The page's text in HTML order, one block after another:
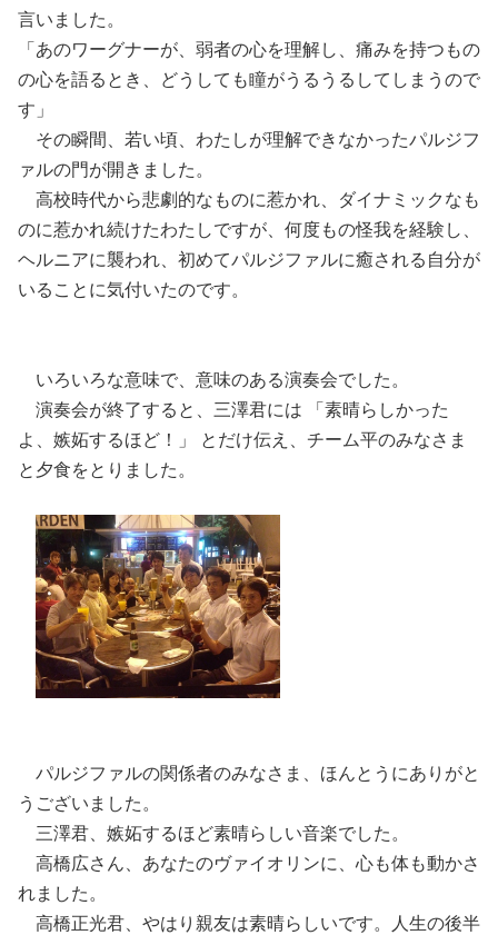
言いました。
「あのワーグナーが、弱者の心を理解し、痛みを持つもの
の心を語るとき、どうしても瞳がうるうるしてしまうので
す」
その瞬間、若い頃、わたしが理解できなかったパルジフ
ァルの門が開きました。
高校時代から悲劇的なものに惹かれ、ダイナミックなも
のに惹かれ続けたわたしですが、何度もの怪我を経験し、
ヘルニアに襲われ、初めてパルジファルに癒される自分が
いることに気付いたのです。
いろいろな意味で、意味のある演奏会でした。
演奏会が終了すると、三澤君には 「素晴らしかった
よ、嫉妬するほど！」 とだけ伝え、チーム平のみなさま
と夕食をとりました。
パルジファルの関係者のみなさま、ほんとうにありがと
うございました。
三澤君、嫉妬するほど素晴らしい音楽でした。
高橋広さん、あなたのヴァイオリンに、心も体も動かさ
れました。
高橋正光君、やはり親友は素晴らしいです。人生の後半